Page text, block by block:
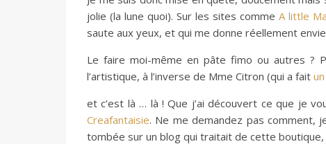
jolie (la lune quoi). Sur les sites comme A little
saute aux yeux, et qui me donne réellement
Le faire moi-même en pâte fimo ou autres ?
l’artistique, à l’inverse de Mme Citron (qui a fait
et c’est là … là ! Que j’ai découvert ce que je
Creafantaisie. Ne me demandez pas comment,
tombée sur un blog qui traitait de cette